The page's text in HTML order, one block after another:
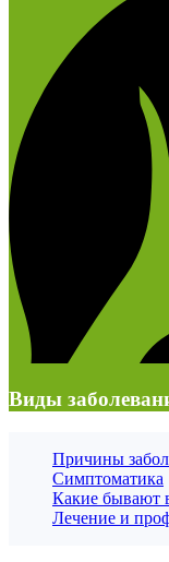
Виды
Причины
Симптоматика
Какие бывают
Лечение и